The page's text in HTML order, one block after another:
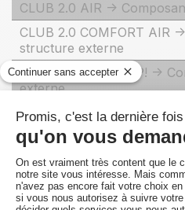
CLUB 2.0 AIR ->
CLUB 2.0 COMFORT AIR -
structure externe
CLUB AIR - 2016 UP! ->
externe
CLUB AIR - 2016 ->
externe
CLUB AIR 10 UP! M1 UF ->
CLUB AIR 10 UP! M1 ->